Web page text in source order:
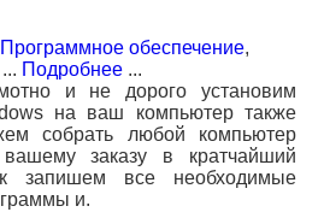
обеспечение,
... Подробнее ...
и не дорого установим
на ваш компьютер также
собрать любой компьютер
заказу в кратчайший
запишем все необходимые
и.